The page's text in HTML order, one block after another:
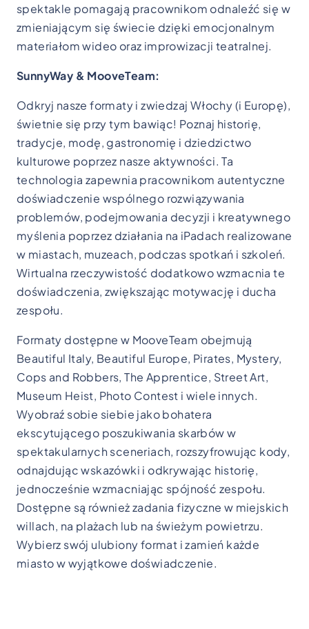
spektakle pomagają pracownikom odnaleźć się w
zmieniającym się świecie dzięki emocjonalnym
materiałom wideo oraz improwizacji teatralnej.
SunnyWay & MooveTeam:
Odkryj nasze formaty i zwiedzaj Włochy (i Europę),
świetnie się przy tym bawiąc! Poznaj historię,
tradycje, modę, gastronomię i dziedzictwo
kulturowe poprzez nasze aktywności. Ta
technologia zapewnia pracownikom autentyczne
doświadczenie wspólnego rozwiązywania
problemów, podejmowania decyzji i kreatywnego
myślenia poprzez działania na iPadach realizowane
w miastach, muzeach, podczas spotkań i szkoleń.
Wirtualna rzeczywistość dodatkowo wzmacnia te
doświadczenia, zwiększając motywację i ducha
zespołu.
Formaty dostępne w MooveTeam obejmują
Beautiful Italy, Beautiful Europe, Pirates, Mystery,
Cops and Robbers, The Apprentice, Street Art,
Museum Heist, Photo Contest i wiele innych.
Wyobraź sobie siebie jako bohatera
ekscytującego poszukiwania skarbów w
spektakularnych sceneriach, rozszyfrowując kody,
odnajdując wskazówki i odkrywając historię,
jednocześnie wzmacniając spójność zespołu.
Dostępne są również zadania fizyczne w miejskich
willach, na plażach lub na świeżym powietrzu.
Wybierz swój ulubiony format i zamień każde
miasto w wyjątkowe doświadczenie.